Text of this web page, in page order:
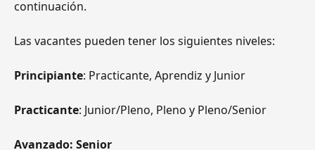
continuación.
Las vacantes pueden tener los siguientes niveles:
Principiante: Practicante, Aprendiz y Junior
Practicante: Junior/Pleno, Pleno y Pleno/Senior
Avanzado: Senior